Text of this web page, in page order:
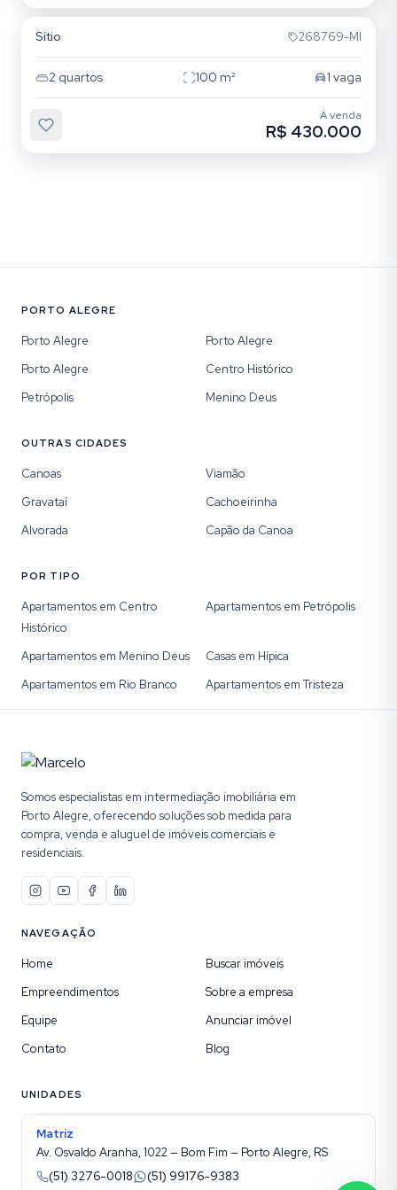
Sítio 268769-MI
2 quartos 100 m² 1 vaga
À venda
R$ 430.000
PORTO ALEGRE
Porto Alegre
Porto Alegre
Porto Alegre
Centro Histórico
Petrópolis
Menino Deus
OUTRAS CIDADES
Canoas
Viamão
Gravataí
Cachoeirinha
Alvorada
Capão da Canoa
POR TIPO
Apartamentos em Centro
Histórico
Apartamentos em Petrópolis
Apartamentos em Menino Deus
Casas em Hípica
Apartamentos em Rio Branco
Apartamentos em Tristeza
Somos especialistas em intermediação imobiliária em
Porto Alegre, oferecendo soluções sob medida para
compra, venda e aluguel de imóveis comerciais e
residenciais.
NAVEGAÇÃO
Home
Buscar imóveis
Empreendimentos
Sobre a empresa
Equipe
Anunciar imóvel
Contato
Blog
UNIDADES
Matriz
Av. Osvaldo Aranha, 1022 — Bom Fim — Porto Alegre, RS
(51) 3276-0018
(51) 99176-9383